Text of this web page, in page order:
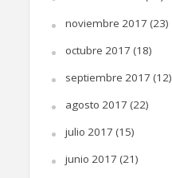
noviembre 2017 (23)
octubre 2017 (18)
septiembre 2017 (12)
agosto 2017 (22)
julio 2017 (15)
junio 2017 (21)